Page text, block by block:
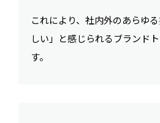
これにより、社内外のあらゆ
しい」と感じられるブランド
す。